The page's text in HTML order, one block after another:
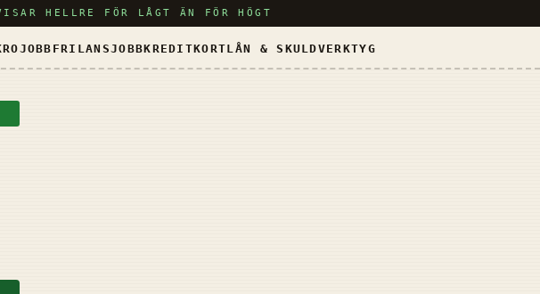
HELLRE FÖR LÅGT ÄN FÖR HÖGT
FRILANSJOBBKREDITKORTLÅN & SKULDVERKTYG